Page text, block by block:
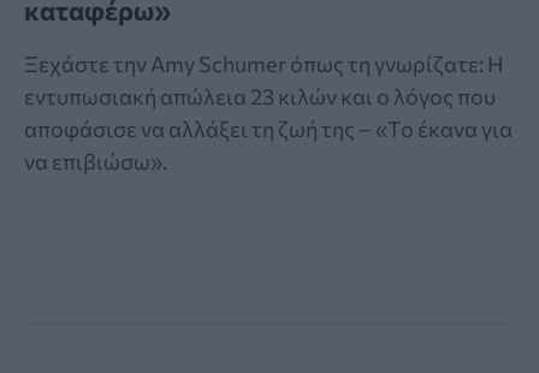
καταφέρω»
Ξεχάστε την Amy Schumer όπως τη γνωρίζατε: Η
εντυπωσιακή απώλεια 23 κιλών και ο λόγος που
αποφάσισε να αλλάξει τη ζωή της – «Το έκανα για
να επιβιώσω».